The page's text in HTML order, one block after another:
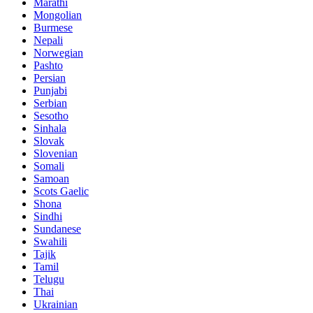
Marathi
Mongolian
Burmese
Nepali
Norwegian
Pashto
Persian
Punjabi
Serbian
Sesotho
Sinhala
Slovak
Slovenian
Somali
Samoan
Scots Gaelic
Shona
Sindhi
Sundanese
Swahili
Tajik
Tamil
Telugu
Thai
Ukrainian